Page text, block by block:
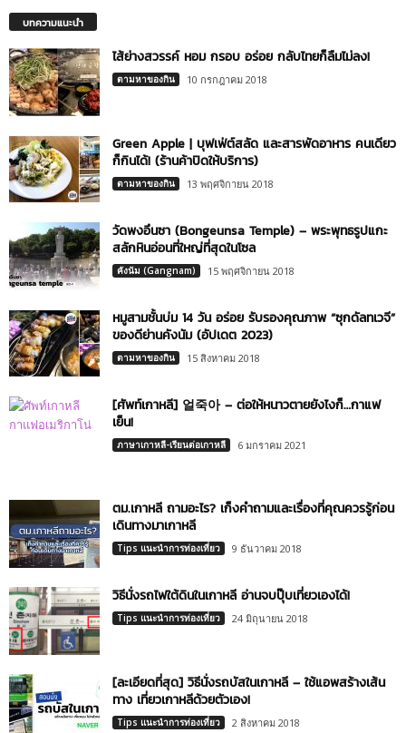
บทความแนะนำ
ไส้ย่างสวรรค์ หอม กรอบ อร่อย กลับไทยก็ลืมไม่ลง!
ตามหาของกิน 10 กรกฎาคม 2018
Green Apple | บุฟเฟ่ต์สลัด และสารพัดอาหาร คนเดียว
ก็กินได้! (ร้านค้าปิดให้บริการ)
ตามหาของกิน 13 พฤศจิกายน 2018
วัดพงอึนซา (Bongeunsa Temple) – พระพุทธรูปแกะ
สลักหินอ่อนที่ใหญ่ที่สุดในโซล
คังนัม (Gangnam) 15 พฤศจิกายน 2018
หมูสามชั้นบ่ม 14 วัน อร่อย รับรองคุณภาพ “ซุกดัลทเวจี”
ของดีย่านคังนัม (อัปเดต 2023)
ตามหาของกิน 15 สิงหาคม 2018
[ศัพท์เกาหลี] 얼죽아 – ต่อให้หนาวตายยังไงก็…กาแฟ
เย็น!
ภาษาเกาหลี-เรียนต่อเกาหลี 6 มกราคม 2021
ตม.เกาหลี ถามอะไร? เก็งคำถามและเรื่องที่คุณควรรู้ก่อน
เดินทางมาเกาหลี
Tips แนะนำการท่องเที่ยว 9 ธันวาคม 2018
วิธีนั่งรถไฟใต้ดินในเกาหลี อ่านจบปุ๊บเที่ยวเองได้!
Tips แนะนำการท่องเที่ยว 24 มิถุนายน 2018
[ละเอียดที่สุด] วิธีนั่งรถบัสในเกาหลี – ใช้แอพสร้างเส้น
ทาง เที่ยวเกาหลีด้วยตัวเอง!
Tips แนะนำการท่องเที่ยว 2 สิงหาคม 2018